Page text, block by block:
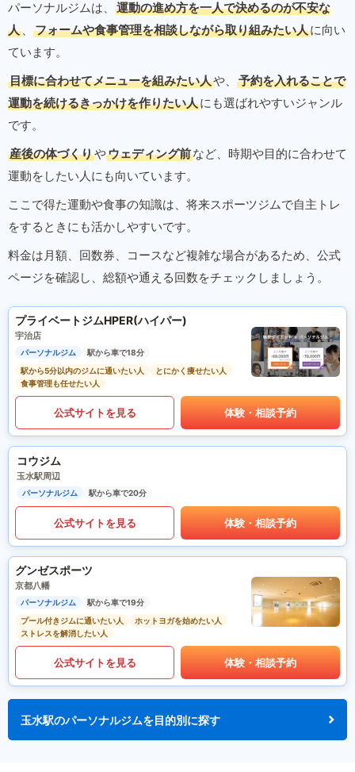
パーソナルジムは、
運動の進め方を一人で決めるのが不安な
人 、 フォームや食事管理を相談しながら取り組みたい人に向い
ています。
目標に合わせてメニューを組みたい人や、
予約を入れることで
運動を続けるきっかけを作りたい人にも選ばれやすいジャンル
です。
産後の体づくりやウェディング前など、時期や目的に合わせて
運動をしたい人にも向いています。
ここで得た運動や食事の知識は、将来スポーツジムで自主トレ
をするときにも活かしやすいです。
料金は月額、回数券、コースなど複雑な場合があるため、公式
ページを確認し、総額や通える回数をチェックしましょう。
プライベートジムHPER(ハイパー)
宇治店
パーソナルジム
駅から車で18分
駅から5分以内のジムに通いたい人
とにかく痩せたい人
食事管理も任せたい人
公式サイトを見る 体験・相談予約
コウジム
玉水駅周辺
パーソナルジム 駅から車で20分
公式サイトを見る 体験・相談予約
グンゼスポーツ
京都八幡
パーソナルジム
駅から車で19分
プール付きジムに通いたい人
ホットヨガを始めたい人
ストレスを解消したい人
公式サイトを見る 体験・相談予約
玉水駅のパーソナルジムを目的別に探す